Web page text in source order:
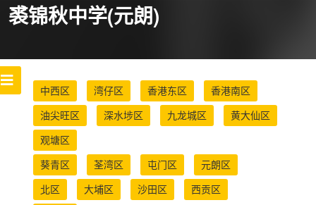
裘锦秋中学(元朗)
中西区 湾仔区 香港东区
香港南区
油尖旺区
深水埗区 九龙城区
黄大仙区
观塘区
葵青区
荃湾区 屯门区
元朗区
北区
大埔区 沙田区
西贡区